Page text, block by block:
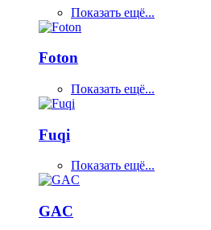
Показать ещё...
Foton
Показать ещё...
Fuqi
Показать ещё...
GAC